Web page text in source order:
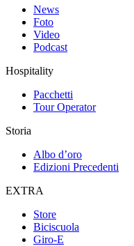
News
Foto
Video
Podcast
Hospitality
Pacchetti
Tour Operator
Storia
Albo d’oro
Edizioni Precedenti
EXTRA
Store
Biciscuola
Giro-E